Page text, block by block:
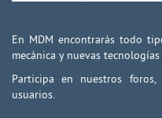
En MDM encontrarás todo
mecánica y nuevas
Participa en nuestros
usuarios.